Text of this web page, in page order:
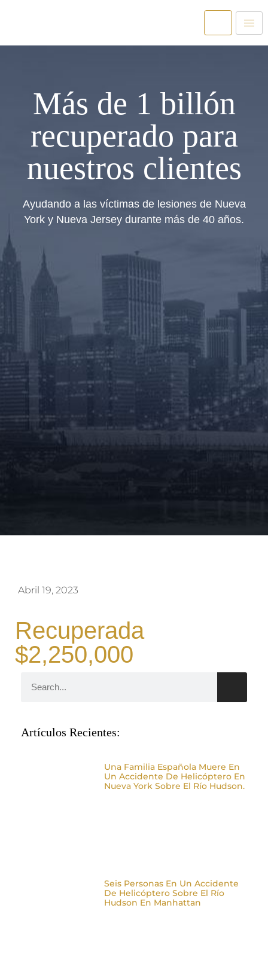
Más de 1 billón
recuperado para
nuestros clientes
Ayudando a las víctimas de lesiones de Nueva
York y Nueva Jersey durante más de 40 años.
Abril 19, 2023
Recuperada
$2,250,000
Artículos Recientes:
Una Familia Española Muere En
Un Accidente De Helicóptero En
Nueva York Sobre El Río Hudson.
Seis Personas En Un Accidente
De Helicóptero Sobre El Río
Hudson En Manhattan